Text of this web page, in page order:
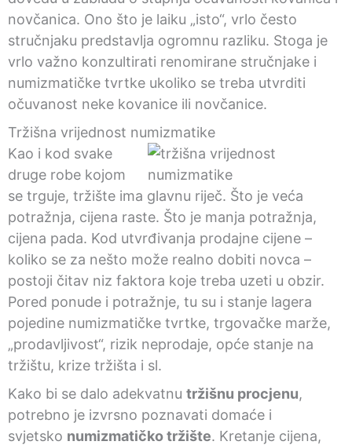
novčanica. Ono što je laiku „isto“, vrlo često
stručnjaku predstavlja ogromnu razliku. Stoga je
vrlo važno konzultirati renomirane stručnjake i
numizmatičke tvrtke ukoliko se treba utvrditi
očuvanost neke kovanice ili novčanice.
Tržišna vrijednost numizmatike
Kao i kod svake
druge robe kojom
se trguje, tržište ima glavnu riječ. Što je veća
potražnja, cijena raste. Što je manja potražnja,
cijena pada. Kod utvrđivanja prodajne cijene –
koliko se za nešto može realno dobiti novca –
postoji čitav niz faktora koje treba uzeti u obzir.
Pored ponude i potražnje, tu su i stanje lagera
pojedine numizmatičke tvrtke, trgovačke marže,
„prodavljivost“, rizik neprodaje, opće stanje na
tržištu, krize tržišta i sl.
Kako bi se dalo adekvatnu tržišnu procjenu,
potrebno je izvrsno poznavati domaće i
svjetsko numizmatičko tržište. Kretanje cijena,